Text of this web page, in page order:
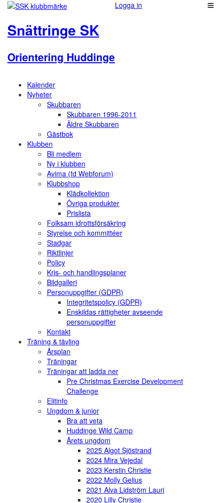
Logga in
Snättringe SK
Orientering Huddinge
Kalender
Nyheter
Skubbaren
Skubbaren 1996-2011
Äldre Skubbaren
Gästbok
Klubben
Bli medlem
Ny i klubben
Avima (fd Webforum)
Klubbshop
Klädkollektion
Övriga produkter
Prislista
Folksam idrottsförsäkring
Styrelse och kommittéer
Stadgar
Riktlinjer
Policy
Kris- och handlingsplaner
Bildgalleri
Personuppgifter (GDPR)
Integritetspolicy (GDPR)
Enskildas rättigheter avseende
personuppgifter
Kontakt
Träning & tävling
Årsplan
Träningar
Träningar att ladda ner
Pre Christmas Exercise Development
Challenge
Elitinfo
Ungdom & junior
Bra att veta
Huddinge Wild Camp
Årets ungdom
2025 Algot Sjöstrand
2024 Mira Vejedal
2023 Kerstin Christie
2022 Molly Gelius
2021 Alva Lidström Lauri
2020 Lilly Christie